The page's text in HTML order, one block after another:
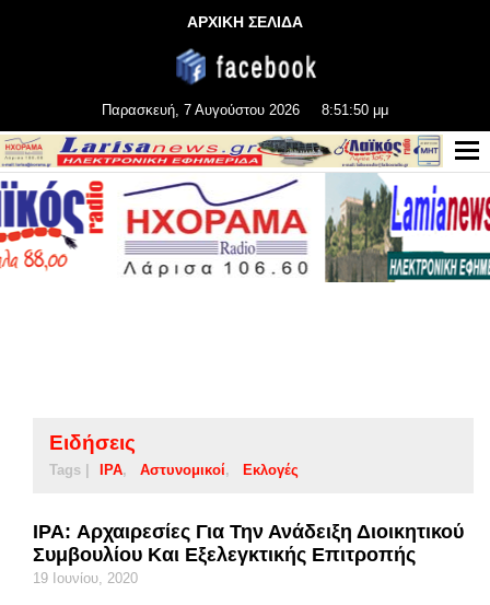
ΑΡΧΙΚΗ ΣΕΛΙΔΑ
Παρασκευή, 7 Αυγούστου 2026 8:51:50 μμ
Ειδήσεις
Tags | IPA Αστυνομικοί Εκλογές
IPA: Αρχαιρεσίες Για Την Ανάδειξη Διοικητικού
Συμβουλίου Και Εξελεγκτικής Επιτροπής
19 Ιουνίου, 2020